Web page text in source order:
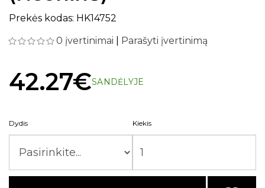
Prekės kodas: HK14752
0 įvertinimai
Parašyti įvertinimą
42.27€SANDĖLYJE
Dydis Kiekis